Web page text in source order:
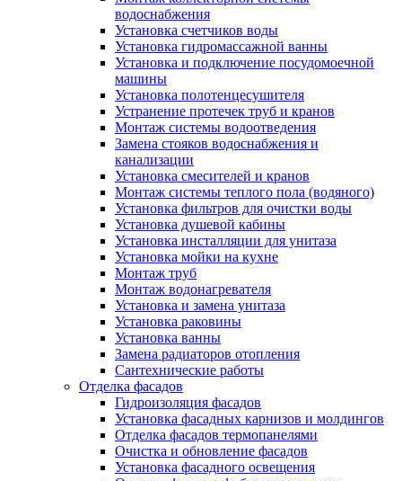
водоснабжения
Установка счетчиков воды
Установка гидромассажной ванны
Установка и подключение посудомоечной
машины
Установка полотенцесушителя
Устранение протечек труб и кранов
Монтаж системы водоотведения
Замена стояков водоснабжения и
канализации
Установка смесителей и кранов
Монтаж системы теплого пола (водяного)
Установка фильтров для очистки воды
Установка душевой кабины
Установка инсталляции для унитаза
Установка мойки на кухне
Монтаж труб
Монтаж водонагревателя
Установка и замена унитаза
Установка раковины
Установка ванны
Замена радиаторов отопления
Сантехнические работы
Отделка фасадов
Гидроизоляция фасадов
Установка фасадных карнизов и молдингов
Отделка фасадов термопанелями
Очистка и обновление фасадов
Установка фасадного освещения